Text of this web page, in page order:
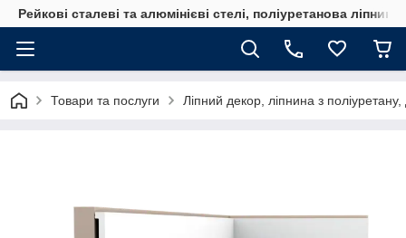
Рейкові сталеві та алюмінієві стелі, поліуретанова
Товари та послуги Ліпний декор, ліпнина з